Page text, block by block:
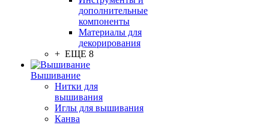
дополнительные
компоненты
Материалы для
декорирования
+ ЕЩЕ 8
Вышивание
Нитки для
вышивания
Иглы для вышивания
Канва